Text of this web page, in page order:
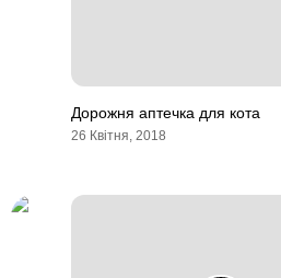
Дорожня аптечка для кота
26 Квітня, 2018